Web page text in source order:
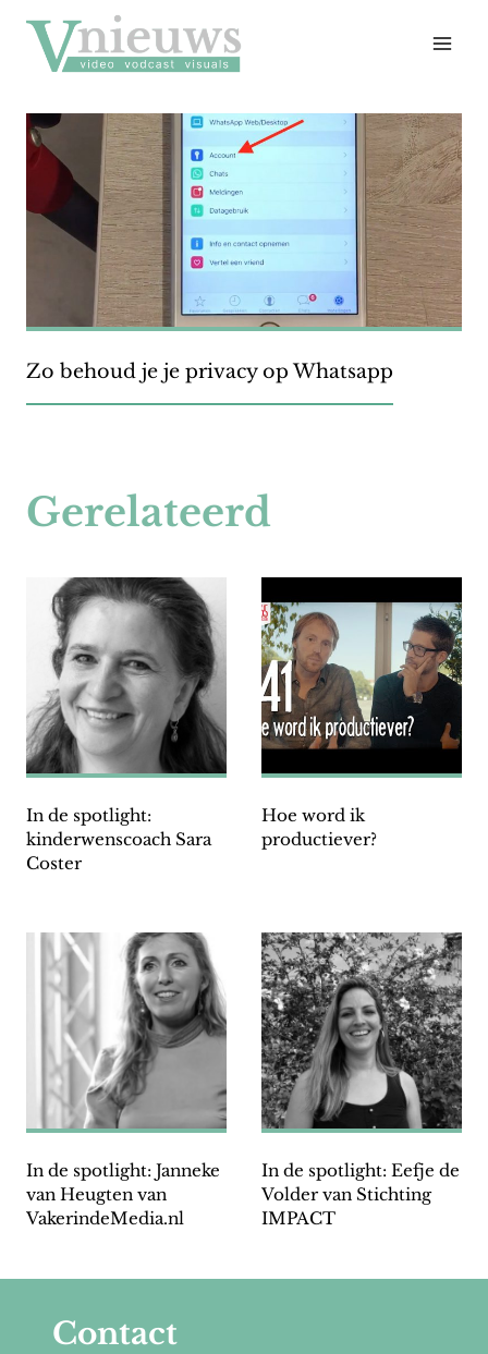
naar
inhoud
Zo behoud je je privacy op Whatsapp
Gerelateerd
In de spotlight:
kinderwenscoach Sara
Coster
Hoe word ik
productiever?
In de spotlight: Janneke
van Heugten van
VakerindeMedia.nl
In de spotlight: Eefje de
Volder van Stichting
IMPACT
Contact